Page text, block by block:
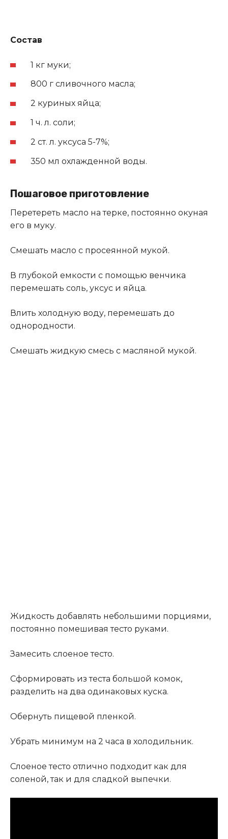
Состав
1 кг муки;
800 г сливочного масла;
2 куриных яйца;
1 ч. л. соли;
2 ст. л. уксуса 5-7%;
350 мл охлажденной воды.
Пошаговое приготовление
Перетереть масло на терке, постоянно окуная
его в муку.
Смешать масло с просеянной мукой.
В глубокой емкости с помощью венчика
перемешать соль, уксус и яйца.
Влить холодную воду, перемешать до
однородности.
Смешать жидкую смесь с масляной мукой.
Жидкость добавлять небольшими порциями,
постоянно помешивая тесто руками.
Замесить слоеное тесто.
Сформировать из теста большой комок,
разделить на два одинаковых куска.
Обернуть пищевой пленкой.
Убрать минимум на 2 часа в холодильник.
Слоеное тесто отлично подходит как для
соленой, так и для сладкой выпечки.